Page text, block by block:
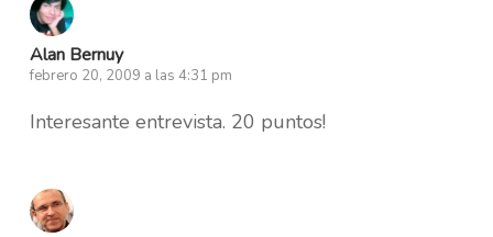
Alan Bernuy
febrero 20, 2009 a las 4:31 pm
Interesante entrevista. 20 puntos!